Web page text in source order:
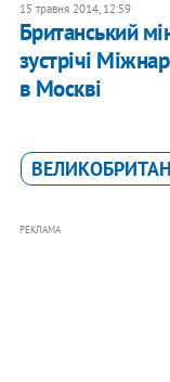
15 травня 2014, 12:59
Британський
зустрічі
в Москві
РЕКЛАМА